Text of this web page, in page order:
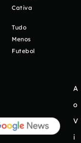
Cativa
Tudo
Menos
Futebol
A
o
V
i